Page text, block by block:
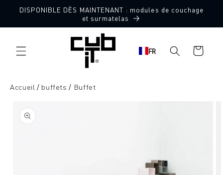
directement
DISPONIBLE DÈS MAINTENANT : modules de couchage
et surmatelas
FR
Panier
d'achat
Accueil buffets Buffet
sur le
produit